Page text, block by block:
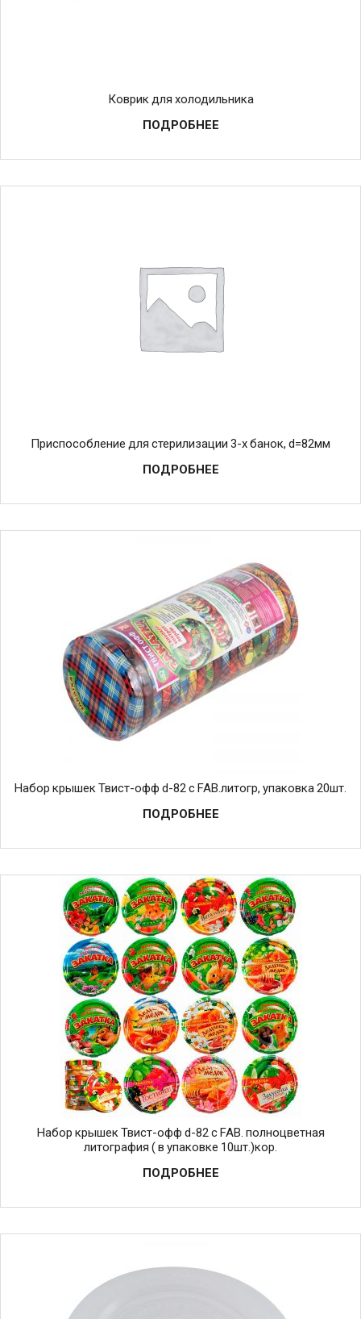
Коврик для холодильника
ПОДРОБНЕЕ
Приспособление для стерилизации 3-х банок, d=82мм
ПОДРОБНЕЕ
Набор крышек Твист-офф d-82 с FAB.литогр, упаковка 20шт.
ПОДРОБНЕЕ
Набор крышек Твист-офф d-82 с FAB. полноцветная
литография ( в упаковке 10шт.)кор.
ПОДРОБНЕЕ